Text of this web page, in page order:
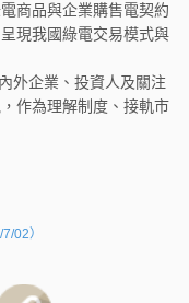
商品與企業購售電契約
現我國綠電交易模式與
外企業、投資人及關注
作為理解制度、接軌市
02）